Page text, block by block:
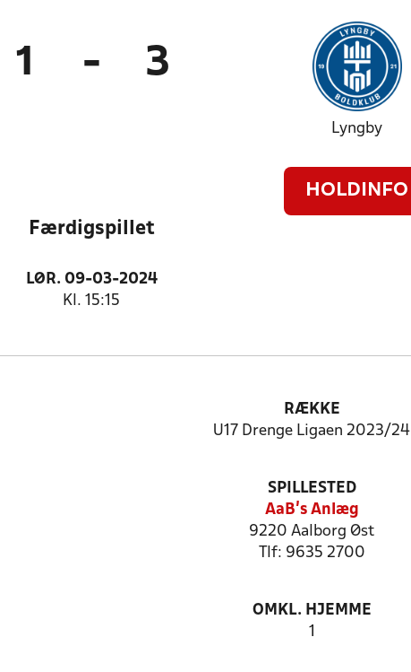
1 - 3
Lyngby
HOLDINFO
Færdigspillet
LØR. 09-03-2024
Kl. 15:15
RÆKKE
U17 Drenge Ligaen 2023/24
SPILLESTED
AaB's Anlæg
9220 Aalborg Øst
Tlf: 9635 2700
OMKL. HJEMME
1